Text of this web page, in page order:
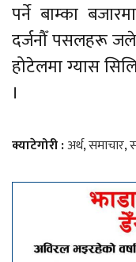
पर्ने बाम्का
दर्जनौँ पसलहरू
होटेलमा ग्यास
।
क्याटेगोरी :अर्थ,समाचार,